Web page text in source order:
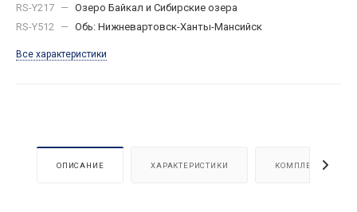
RS-Y217 — Озеро Байкал и Сибирские озера
RS-Y512 — Обь: Нижневартовск-Ханты-Мансийск
Все характеристики
ОПИСАНИЕ ХАРАКТЕРИСТИКИ КОМПЛЕКТАЦИЯ